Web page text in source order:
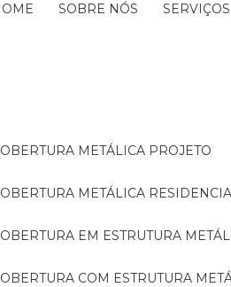
HOME SOBRE NÓS SERVIÇOS
COBERTURA METÁLICA PROJETO
COBERTURA METÁLICA
COBERTURA EM ESTRUTURA
COBERTURA COM ESTRUTURA